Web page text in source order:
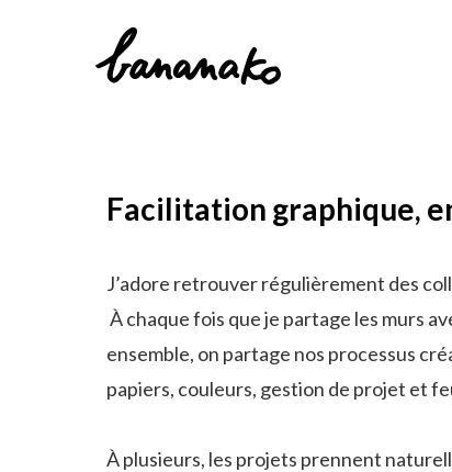
Facilitation graphique,
J’adore retrouver régulièrement des
À chaque fois que je partage les murs
ensemble, on partage nos processus
papiers, couleurs, gestion de projet et
À plusieurs, les projets prennent